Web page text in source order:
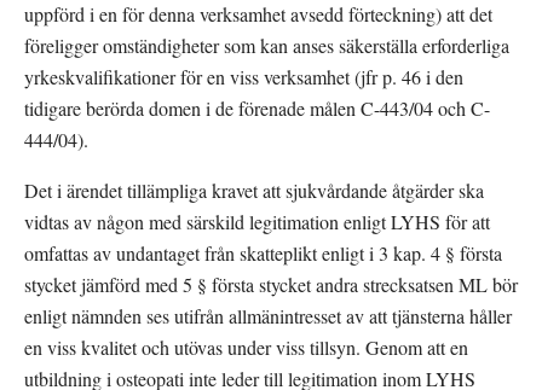
uppförd i en för denna verksamhet avsedd förteckning) att det
föreligger omständigheter som kan anses säkerställa erforderliga
yrkeskvalifikationer för en viss verksamhet (jfr p. 46 i den
tidigare berörda domen i de förenade målen C-443/04 och C-
444/04).
Det i ärendet tillämpliga kravet att sjukvårdande åtgärder ska
vidtas av någon med särskild legitimation enligt LYHS för att
omfattas av undantaget från skatteplikt enligt i 3 kap. 4 § första
stycket jämförd med 5 § första stycket andra strecksatsen ML bör
enligt nämnden ses utifrån allmänintresset av att tjänsterna håller
en viss kvalitet och utövas under viss tillsyn. Genom att en
utbildning i osteopati inte leder till legitimation inom LYHS